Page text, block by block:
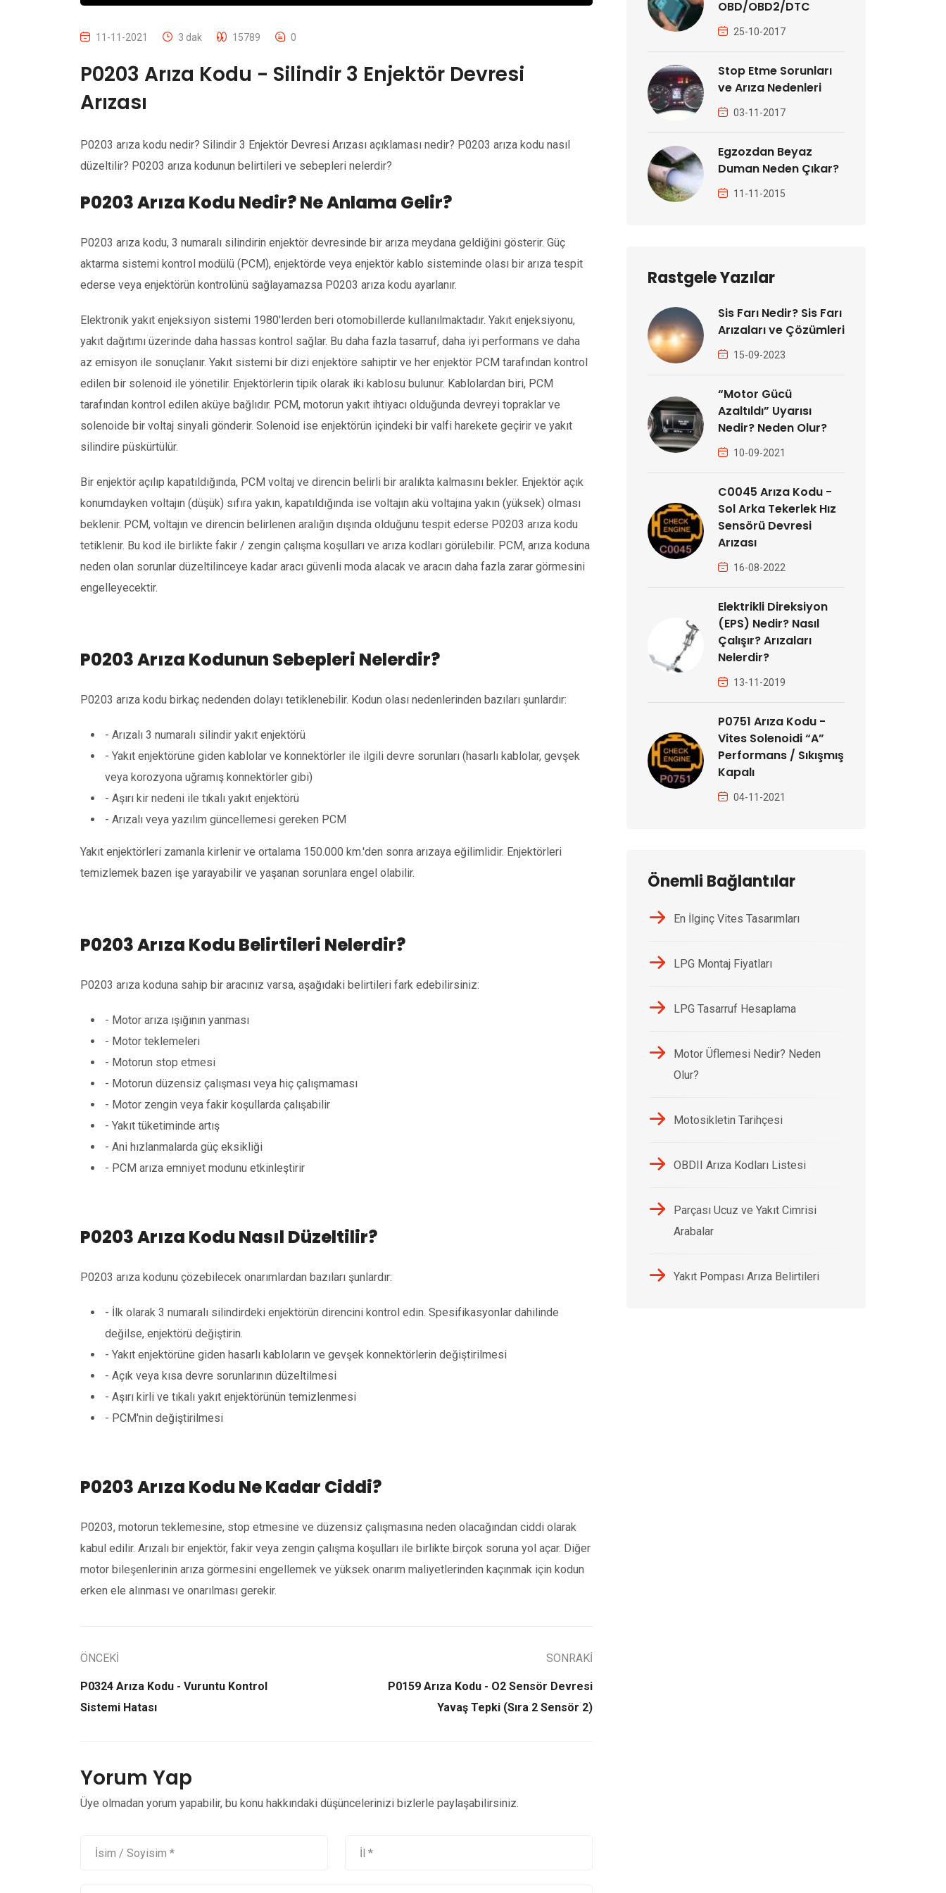
11-11-2021 3 dak 15789 0
P0203 Arıza Kodu - Silindir 3 Enjektör Devresi
Arızası
P0203 arıza kodu nedir? Silindir 3 Enjektör Devresi Arızası açıklaması nedir? P0203 arıza kodu nasıl
düzeltilir? P0203 arıza kodunun belirtileri ve sebepleri nelerdir?
P0203 Arıza Kodu Nedir? Ne Anlama Gelir?
P0203 arıza kodu, 3 numaralı silindirin enjektör devresinde bir arıza meydana geldiğini gösterir. Güç
aktarma sistemi kontrol modülü (PCM), enjektörde veya enjektör kablo sisteminde olası bir arıza tespit
ederse veya enjektörün kontrolünü sağlayamazsa P0203 arıza kodu ayarlanır.
Elektronik yakıt enjeksiyon sistemi 1980'lerden beri otomobillerde kullanılmaktadır. Yakıt enjeksiyonu,
yakıt dağıtımı üzerinde daha hassas kontrol sağlar. Bu daha fazla tasarruf, daha iyi performans ve daha
az emisyon ile sonuçlanır. Yakıt sistemi bir dizi enjektöre sahiptir ve her enjektör PCM tarafından kontrol
edilen bir solenoid ile yönetilir. Enjektörlerin tipik olarak iki kablosu bulunur. Kablolardan biri, PCM
tarafından kontrol edilen aküye bağlıdır. PCM, motorun yakıt ihtiyacı olduğunda devreyi topraklar ve
solenoide bir voltaj sinyali gönderir. Solenoid ise enjektörün içindeki bir valfi harekete geçirir ve yakıt
silindire püskürtülür.
Bir enjektör açılıp kapatıldığında, PCM voltaj ve direncin belirli bir aralıkta kalmasını bekler. Enjektör açık
konumdayken voltajın (düşük) sıfıra yakın, kapatıldığında ise voltajın akü voltajına yakın (yüksek) olması
beklenir. PCM, voltajın ve direncin belirlenen aralığın dışında olduğunu tespit ederse P0203 arıza kodu
tetiklenir. Bu kod ile birlikte fakir / zengin çalışma koşulları ve arıza kodları görülebilir. PCM, arıza koduna
neden olan sorunlar düzeltilinceye kadar aracı güvenli moda alacak ve aracın daha fazla zarar görmesini
engelleyecektir.
P0203 Arıza Kodunun Sebepleri Nelerdir?
P0203 arıza kodu birkaç nedenden dolayı tetiklenebilir. Kodun olası nedenlerinden bazıları şunlardır:
- Arızalı 3 numaralı silindir yakıt enjektörü
- Yakıt enjektörüne giden kablolar ve konnektörler ile ilgili devre sorunları (hasarlı kablolar, gevşek
veya korozyona uğramış konnektörler gibi)
- Aşırı kir nedeni ile tıkalı yakıt enjektörü
- Arızalı veya yazılım güncellemesi gereken PCM
Yakıt enjektörleri zamanla kirlenir ve ortalama 150.000 km.'den sonra arızaya eğilimlidir. Enjektörleri
temizlemek bazen işe yarayabilir ve yaşanan sorunlara engel olabilir.
P0203 Arıza Kodu Belirtileri Nelerdir?
P0203 arıza koduna sahip bir aracınız varsa, aşağıdaki belirtileri fark edebilirsiniz:
- Motor arıza ışığının yanması
- Motor teklemeleri
- Motorun stop etmesi
- Motorun düzensiz çalışması veya hiç çalışmaması
- Motor zengin veya fakir koşullarda çalışabilir
- Yakıt tüketiminde artış
- Ani hızlanmalarda güç eksikliği
- PCM arıza emniyet modunu etkinleştirir
P0203 Arıza Kodu Nasıl Düzeltilir?
P0203 arıza kodunu çözebilecek onarımlardan bazıları şunlardır:
- İlk olarak 3 numaralı silindirdeki enjektörün direncini kontrol edin. Spesifikasyonlar dahilinde
değilse, enjektörü değiştirin.
- Yakıt enjektörüne giden hasarlı kabloların ve gevşek konnektörlerin değiştirilmesi
- Açık veya kısa devre sorunlarının düzeltilmesi
- Aşırı kirli ve tıkalı yakıt enjektörünün temizlenmesi
- PCM'nin değiştirilmesi
P0203 Arıza Kodu Ne Kadar Ciddi?
P0203, motorun teklemesine, stop etmesine ve düzensiz çalışmasına neden olacağından ciddi olarak
kabul edilir. Arızalı bir enjektör, fakir veya zengin çalışma koşulları ile birlikte birçok soruna yol açar. Diğer
motor bileşenlerinin arıza görmesini engellemek ve yüksek onarım maliyetlerinden kaçınmak için kodun
erken ele alınması ve onarılması gerekir.
ÖNCEKİ
P0324 Arıza Kodu - Vuruntu Kontrol
Sistemi Hatası
SONRAKİ
P0159 Arıza Kodu - O2 Sensör Devresi
Yavaş Tepki (Sıra 2 Sensör 2)
Yorum Yap
Üye olmadan yorum yapabilir, bu konu hakkındaki düşüncelerinizi bizlerle paylaşabilirsiniz.
OBD/OBD2/DTC
25-10-2017
Stop Etme Sorunları
ve Arıza Nedenleri
03-11-2017
Egzozdan Beyaz
Duman Neden Çıkar?
11-11-2015
Rastgele Yazılar
Sis Farı Nedir? Sis Farı
Arızaları ve Çözümleri
15-09-2023
“Motor Gücü
Azaltıldı” Uyarısı
Nedir? Neden Olur?
10-09-2021
C0045 Arıza Kodu -
Sol Arka Tekerlek Hız
Sensörü Devresi
Arızası
16-08-2022
Elektrikli Direksiyon
(EPS) Nedir? Nasıl
Çalışır? Arızaları
Nelerdir?
13-11-2019
P0751 Arıza Kodu -
Vites Solenoidi “A”
Performans / Sıkışmış
Kapalı
04-11-2021
Önemli Bağlantılar
En İlginç Vites Tasarımları
LPG Montaj Fiyatları
LPG Tasarruf Hesaplama
Motor Üflemesi Nedir? Neden
Olur?
Motosikletin Tarihçesi
OBDII Arıza Kodları Listesi
Parçası Ucuz ve Yakıt Cimrisi
Arabalar
Yakıt Pompası Arıza Belirtileri